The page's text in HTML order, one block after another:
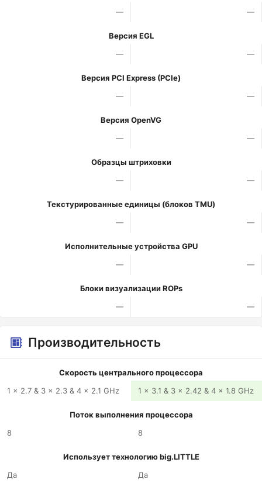
—
—
Версия EGL
—
—
Версия PCI Express (PCIe)
—
—
Версия OpenVG
—
—
Образцы штриховки
—
—
Текстурированные единицы (блоков TMU)
—
—
Исполнительные устройства GPU
—
—
Блоки визуализации ROPs
—
—
Производительность
Скорость центрального процессора
1 x 2.7 & 3 x 2.3 & 4 x 2.1 GHz
1 x 3.1 & 3 x 2.42 & 4 x 1.8 GHz
Поток выполнения процессора
8
8
Использует технологию big.LITTLE
Да
Да